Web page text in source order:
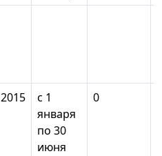
2015
с 1
января
по 30
июня
0